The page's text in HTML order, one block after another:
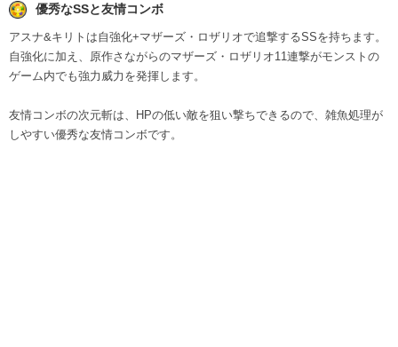
優秀なSSと友情コンボ
アスナ&キリトは自強化+マザーズ・ロザリオで追撃するSSを持ちます。
自強化に加え、原作さながらのマザーズ・ロザリオ11連撃がモンストの
ゲーム内でも強力威力を発揮します。
友情コンボの次元斬は、HPの低い敵を狙い撃ちできるので、雑魚処理が
しやすい優秀な友情コンボです。